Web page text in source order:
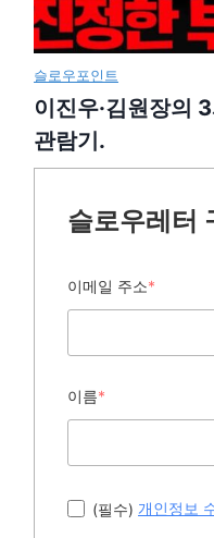
슬로우포인트
이진우·김원장의
관람기.
슬로우레터
이메일 주소*
이름*
(필수) 개인정보